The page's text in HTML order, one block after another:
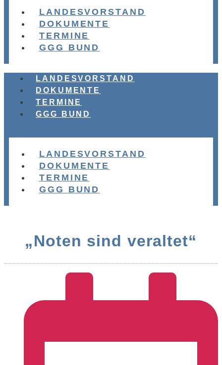
LANDESVORSTAND
DOKUMENTE
TERMINE
GGG BUND
LANDESVORSTAND
DOKUMENTE
TERMINE
GGG BUND
LANDESVORSTAND
DOKUMENTE
TERMINE
GGG BUND
„Noten sind veraltet“